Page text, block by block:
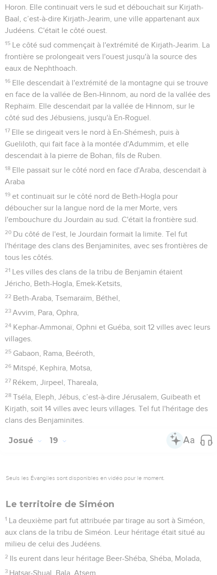
Horon. Elle continuait vers le sud et débouchait sur Kirjath-
Baal, c’est-à-dire Kirjath-Jearim, une ville appartenant aux
Judéens. C'était le côté ouest.
15 Le côté sud commençait à l'extrémité de Kirjath-Jearim. La
frontière se prolongeait vers l'ouest jusqu'à la source des
eaux de Nephthoach.
16 Elle descendait à l'extrémité de la montagne qui se trouve
en face de la vallée de Ben-Hinnom, au nord de la vallée des
Rephaïm. Elle descendait par la vallée de Hinnom, sur le
côté sud des Jébusiens, jusqu'à En-Roguel.
17 Elle se dirigeait vers le nord à En-Shémesh, puis à
Gueliloth, qui fait face à la montée d'Adummim, et elle
descendait à la pierre de Bohan, fils de Ruben.
18 Elle passait sur le côté nord en face d'Araba, descendait à
Araba
19 et continuait sur le côté nord de Beth-Hogla pour
déboucher sur la langue nord de la mer Morte, vers
l'embouchure du Jourdain au sud. C'était la frontière sud.
20 Du côté de l'est, le Jourdain formait la limite. Tel fut
l'héritage des clans des Benjaminites, avec ses frontières de
tous les côtés.
21 Les villes des clans de la tribu de Benjamin étaient
Jéricho, Beth-Hogla, Emek-Ketsits,
22 Beth-Araba, Tsemaraïm, Béthel,
23 Avvim, Para, Ophra,
24 Kephar-Ammonaï, Ophni et Guéba, soit 12 villes avec leurs
villages.
25 Gabaon, Rama, Beéroth,
26 Mitspé, Kephira, Motsa,
27 Rékem, Jirpeel, Thareala,
28 Tséla, Eleph, Jébus, c’est-à-dire Jérusalem, Guibeath et
Kirjath, soit 14 villes avec leurs villages. Tel fut l'héritage des
clans des Benjaminites.
Josué 19
Seuls les Évangiles sont disponibles en vidéo pour le moment.
Le territoire de Siméon
1 La deuxième part fut attribuée par tirage au sort à Siméon,
aux clans de la tribu de Siméon. Leur héritage était situé au
milieu de celui des Judéens.
2 Ils eurent dans leur héritage Beer-Shéba, Shéba, Molada,
3 Hatsar-Shual, Bala, Atsem,